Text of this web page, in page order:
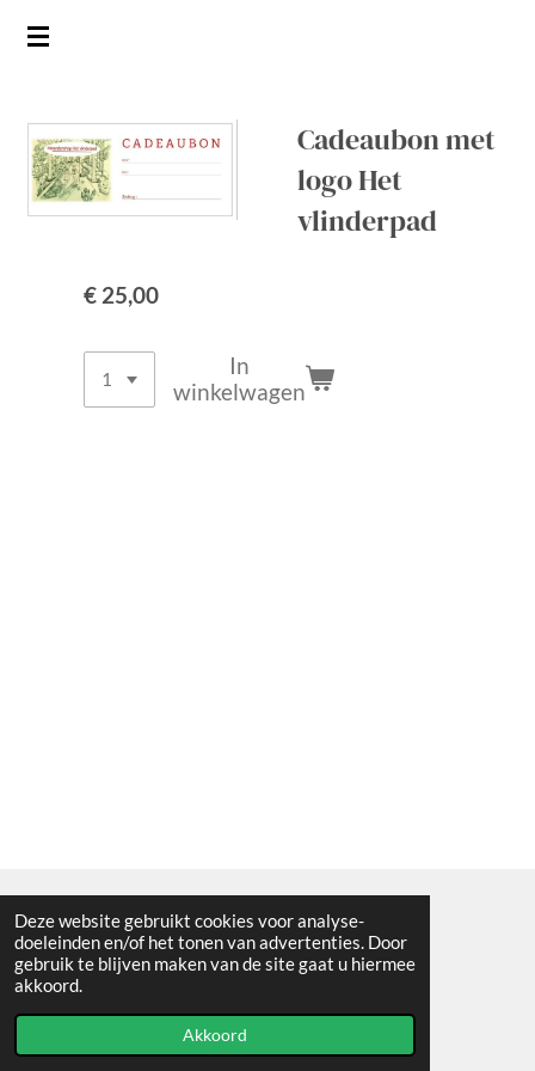
Deze website gebruikt cookies voor analyse-
doeleinden en/of het tonen van advertenties. Door
gebruik te blijven maken van de site gaat u hiermee
akkoord.
Akkoord
Ga
de
hoofdinhoud
Cadeaubon met
logo Het
vlinderpad
€ 25,00
In
winkelwagen
Algemene voorwaarden
© 2021 - RC en mineralenshop Het vlinderpad